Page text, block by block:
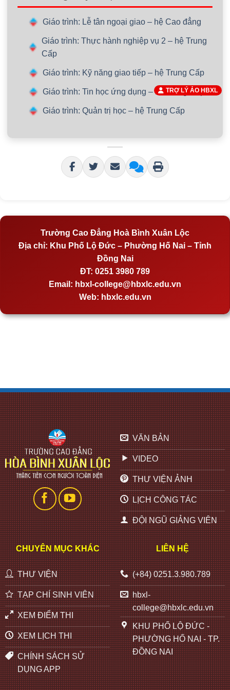
Giáo trình: Lễ tân ngoại giao – hệ Cao đẳng
Giáo trình: Thực hành nghiệp vụ 2 – hệ Trung
Cấp
Giáo trình: Kỹ năng giao tiếp – hệ Trung Cấp
Giáo trình: Tin học ứng dụng – hệ Trung Cấp
Giáo trình: Quản trị học – hệ Trung Cấp
Trường Cao Đẳng Hoà Bình Xuân Lộc
Địa chỉ: Khu Phố Lộ Đức – Phường Hố Nai – Tỉnh
Đồng Nai
ĐT: 0251 3980 789
Email: hbxl-college@hbxlc.edu.vn
Web: hbxlc.edu.vn
VĂN BẢN
VIDEO
THƯ VIỆN ẢNH
LỊCH CÔNG TÁC
ĐỘI NGŨ GIẢNG VIÊN
CHUYÊN MỤC KHÁC
THƯ VIỆN
TẠP CHÍ SINH VIÊN
XEM ĐIỂM THI
XEM LỊCH THI
CHÍNH SÁCH SỬ
DỤNG APP
LIÊN HỆ
(+84) 0251.3.980.789
hbxl-
college@hbxlc.edu.vn
KHU PHỐ LỘ ĐỨC -
PHƯỜNG HỐ NAI - TP.
ĐỒNG NAI
TRỢ LÝ ẢO HBXL